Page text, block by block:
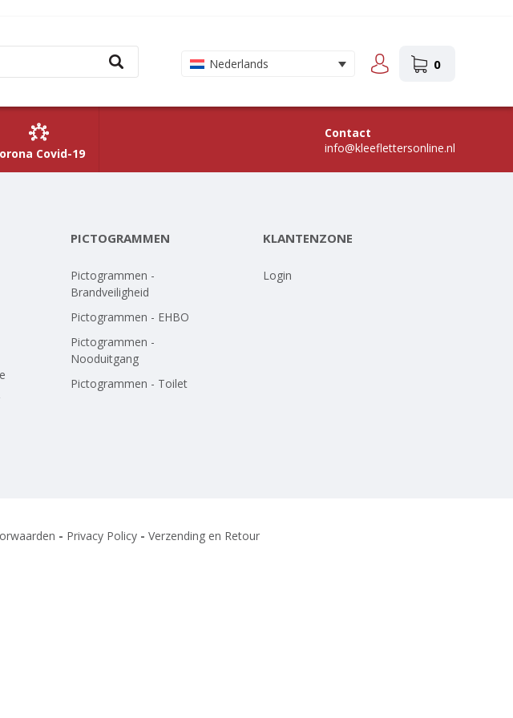
Nederlands 0
Covid-19
Contact
info@kleeflettersonline.nl
PICTOGRAMMEN
Pictogrammen -
Brandveiligheid
Pictogrammen - EHBO
Pictogrammen -
Nooduitgang
Pictogrammen - Toilet
KLANTENZONE
Login
- Privacy Policy- Verzending en Retour